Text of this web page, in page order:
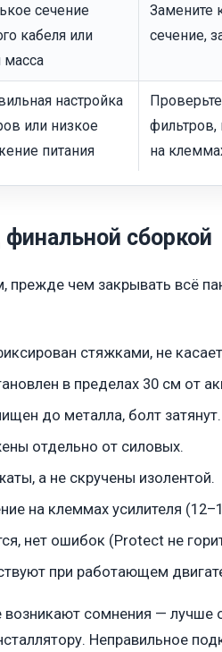
сечение
кабеля или
масса
Замените
сечение,
настройка
или низкое
питания
фильтров,
на
сборкой
прежде чем закрывать всё
стяжками, не
в пределах 30 см от
до металла, болт затянут.
отдельно от силовых.
а не скручены изолентой.
на клеммах усилителя
нет ошибок (Protect не
при работающем
возникают сомнения — лучше
Неправильное